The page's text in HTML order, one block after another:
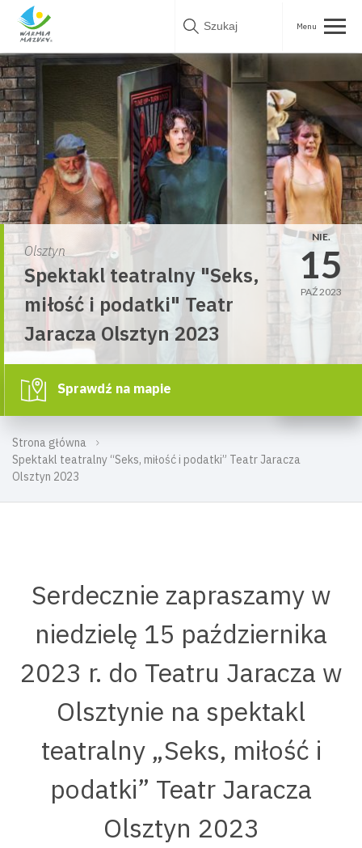
Skip
Strona główna
Spektakl teatralny “Seks, miłość i podatki” Teatr Jaracza
Olsztyn 2023
Olsztyn
Spektakl teatralny "Seks,
miłość i podatki" Teatr
Jaracza Olsztyn 2023
NIE.
15
PAŹ 2023
Sprawdź na mapie
Serdecznie zapraszamy w
niedzielę 15 października
2023 r. do Teatru Jaracza w
Olsztynie na spektakl
teatralny „Seks, miłość i
podatki” Teatr Jaracza
Olsztyn 2023